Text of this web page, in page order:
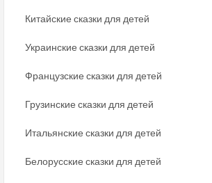
Китайские сказки для детей
Украинские сказки для детей
Французские сказки для детей
Грузинские сказки для детей
Итальянские сказки для детей
Белорусские сказки для детей